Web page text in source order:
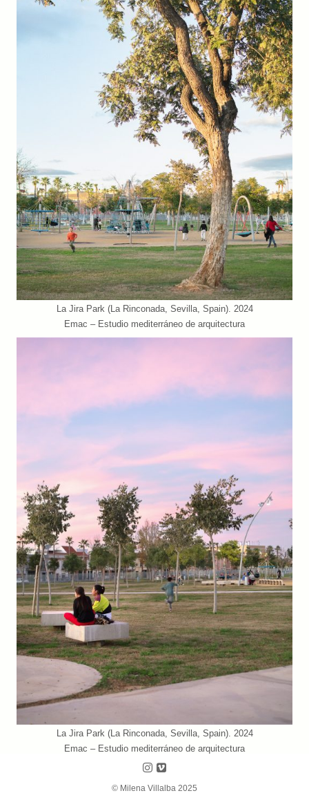
La Jira Park (La Rinconada, Sevilla, Spain). 2024
Emac – Estudio mediterráneo de arquitectura
La Jira Park (La Rinconada, Sevilla, Spain). 2024
Emac – Estudio mediterráneo de arquitectura
© Milena Villalba 2025
Follow us on Instagram